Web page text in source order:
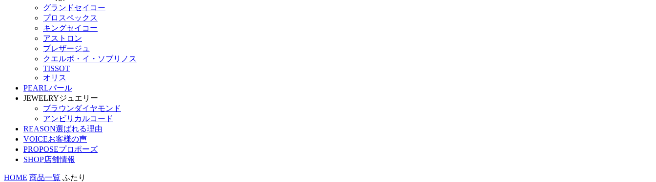
グランドセイコー
プロスペックス
キングセイコー
アストロン
プレザージュ
クエルボ・イ・ソブリノス
TISSOT
オリス
PEARLパール
JEWELRYジュエリー
ブラウンダイヤモンド
アンビリカルコード
REASON選ばれる理由
VOICEお客様の声
PROPOSEプロポーズ
SHOP店舗情報
HOME 商品一覧 ふたり